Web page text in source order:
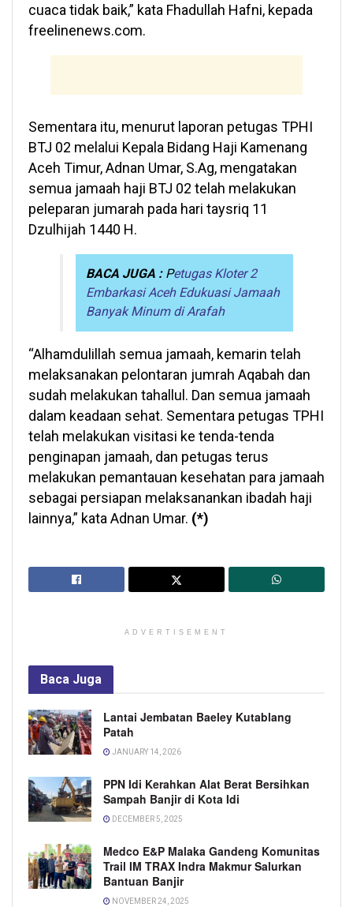
cuaca tidak baik,” kata Fhadullah Hafni, kepada
freelinenews.com.
Sementara itu, menurut laporan petugas TPHI
BTJ 02 melalui Kepala Bidang Haji Kamenang
Aceh Timur, Adnan Umar, S.Ag, mengatakan
semua jamaah haji BTJ 02 telah melakukan
peleparan jumarah pada hari taysriq 11
Dzulhijah 1440 H.
BACA JUGA : Petugas Kloter 2
Embarkasi Aceh Edukuasi Jamaah
Banyak Minum di Arafah
“Alhamdulillah semua jamaah, kemarin telah
melaksanakan pelontaran jumrah Aqabah dan
sudah melakukan tahallul. Dan semua jamaah
dalam keadaan sehat. Sementara petugas TPHI
telah melakukan visitasi ke tenda-tenda
penginapan jamaah, dan petugas terus
melakukan pemantauan kesehatan para jamaah
sebagai persiapan melaksanankan ibadah haji
lainnya,” kata Adnan Umar. (*)
ADVERTISEMENT
Baca Juga
Lantai Jembatan Baeley Kutablang
Patah
JANUARY 14, 2026
PPN Idi Kerahkan Alat Berat Bersihkan
Sampah Banjir di Kota Idi
DECEMBER 5, 2025
Medco E&P Malaka Gandeng Komunitas
Trail IM TRAX Indra Makmur Salurkan
Bantuan Banjir
NOVEMBER 24, 2025